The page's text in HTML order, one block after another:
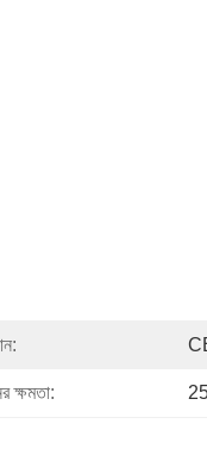
ক্ষমতা: